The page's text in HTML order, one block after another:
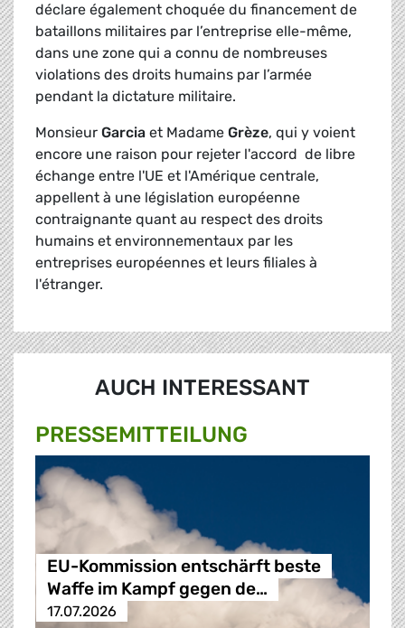
déclare également choquée du financement de
bataillons militaires par l’entreprise elle-même,
dans une zone qui a connu de nombreuses
violations des droits humains par l’armée
pendant la dictature militaire.
Monsieur Garcia et Madame Grèze, qui y voient
encore une raison pour rejeter l'accord de libre
échange entre l'UE et l'Amérique centrale,
appellent à une législation européenne
contraignante quant au respect des droits
humains et environnementaux par les
entreprises européennes et leurs filiales à
l'étranger.
AUCH INTERESSANT
PRESSE­MITTEILUNG
EU-Kommission entschärft beste
Waffe im Kampf gegen de…
17.07.2026